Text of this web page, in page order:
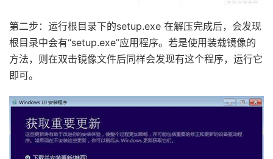
第二步：运行根目录下的setup.exe 在解压完成后，会发现
根目录中会有“setup.exe”应用程序。若是使用装载镜像的
方法，则在双击镜像文件后同样会发现有这个程序，运行它
即可。